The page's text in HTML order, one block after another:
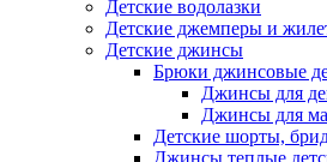
Детские водолазки
Детские джемперы и
Детские джинсы
Брюки джинсовые
Джинсы для
Джинсы для
Детские шорты,
Джинсы теплые